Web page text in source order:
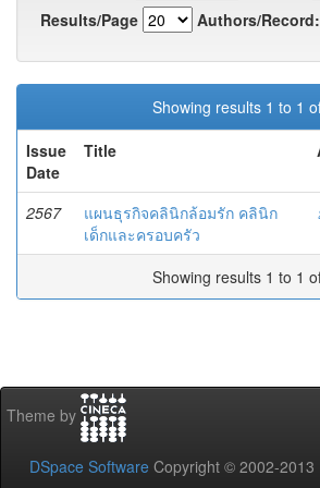
Results/Page
Authors/Record:
Showing results 1 to 1
Issue
Date
Title
2567
แผนธุรกิจคลินิกล้อมรัก คลินิก
เด็กและครอบครัว
Showing results 1 to 1
Theme by
DSpace Software Copyright © 2002-2013